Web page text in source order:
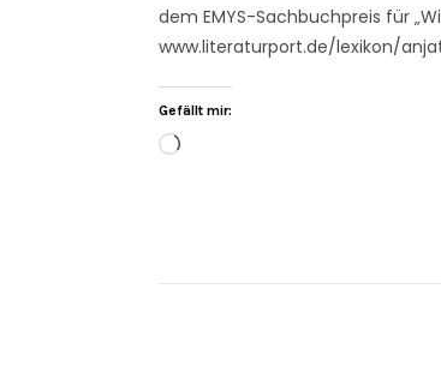
dem EMYS-Sachbuchpreis für
www.literaturport.de/lexikon/
Gefällt mir: